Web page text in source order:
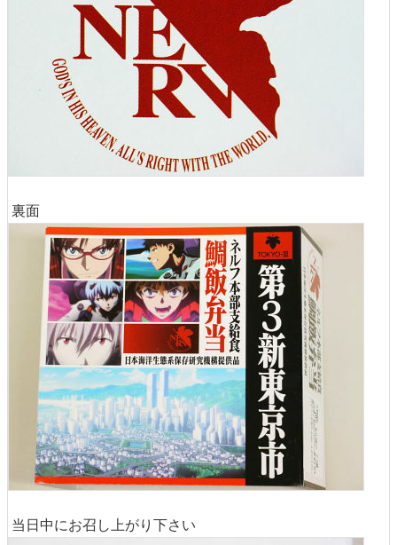
裏面
当日中にお召し上がり下さい